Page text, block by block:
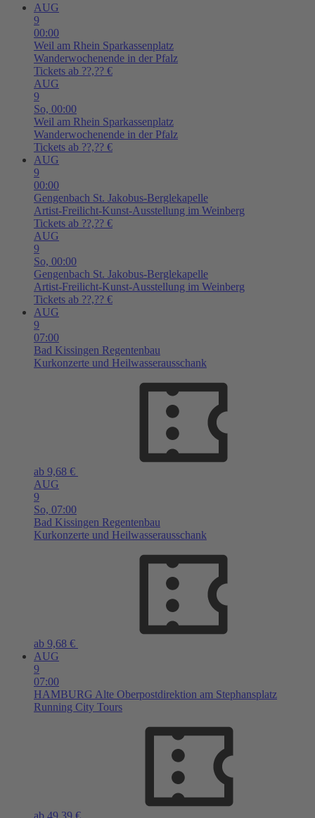
AUG
9
00:00
Weil am Rhein Sparkassenplatz
Wanderwochenende in der Pfalz
Tickets ab ??,?? €
AUG
9
So, 00:00
Weil am Rhein Sparkassenplatz
Wanderwochenende in der Pfalz
Tickets ab ??,?? €
AUG
9
00:00
Gengenbach St. Jakobus-Berglekapelle
Artist-Freilicht-Kunst-Ausstellung im Weinberg
Tickets ab ??,?? €
AUG
9
So, 00:00
Gengenbach St. Jakobus-Berglekapelle
Artist-Freilicht-Kunst-Ausstellung im Weinberg
Tickets ab ??,?? €
AUG
9
07:00
Bad Kissingen Regentenbau
Kurkonzerte und Heilwasserausschank
ab 9,68 €
AUG
9
So, 07:00
Bad Kissingen Regentenbau
Kurkonzerte und Heilwasserausschank
ab 9,68 €
AUG
9
07:00
HAMBURG Alte Oberpostdirektion am Stephansplatz
Running City Tours
ab 49,39 €